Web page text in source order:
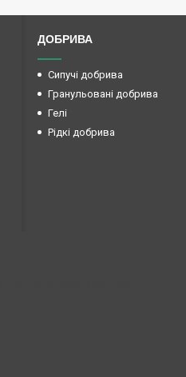
ДОБРИВА
Сипучі добрива
Гранульовані добрива
Гелі
Рідкі добрива